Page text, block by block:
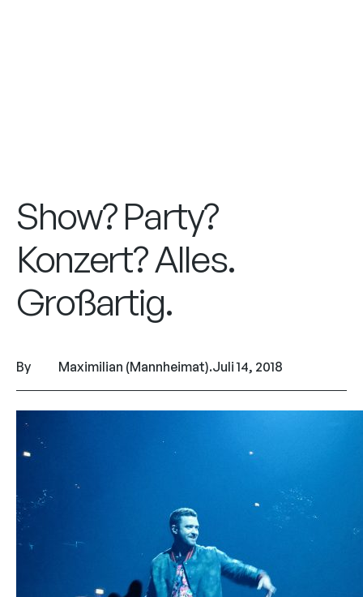
Show? Party?
Konzert? Alles.
Großartig.
By Maximilian (Mannheimat).Juli 14, 2018